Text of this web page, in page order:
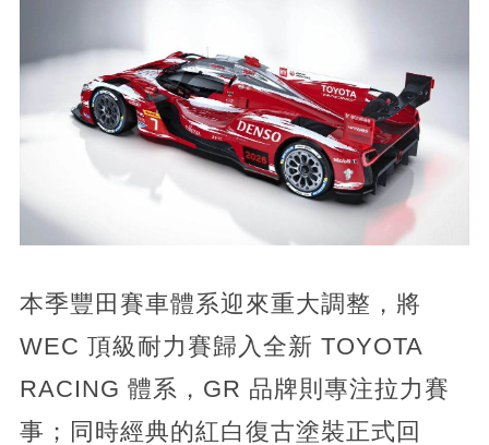
本季豐田賽車體系迎來重大調整，將
WEC 頂級耐力賽歸入全新 TOYOTA
RACING 體系，GR 品牌則專注拉力賽
事；同時經典的紅白復古塗裝正式回